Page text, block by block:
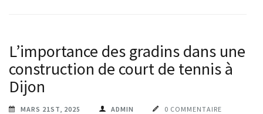
L’importance des gradins dans une
construction de court de tennis à
Dijon
MARS 21ST, 2025 ADMIN 0 COMMENTAIRE